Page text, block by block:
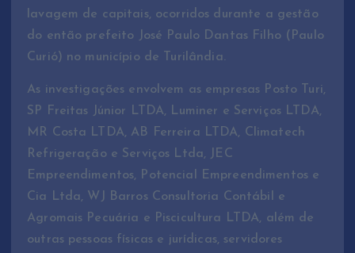
lavagem de capitais, ocorridos durante a gestão
do então prefeito José Paulo Dantas Filho (Paulo
Curió) no município de Turilândia.
As investigações envolvem as empresas Posto Turi,
SP Freitas Júnior LTDA, Luminer e Serviços LTDA,
MR Costa LTDA, AB Ferreira LTDA, Climatech
Refrigeração e Serviços Ltda, JEC
Empreendimentos, Potencial Empreendimentos e
Cia Ltda, WJ Barros Consultoria Contábil e
Agromais Pecuária e Piscicultura LTDA, além de
outras pessoas físicas e jurídicas, servidores